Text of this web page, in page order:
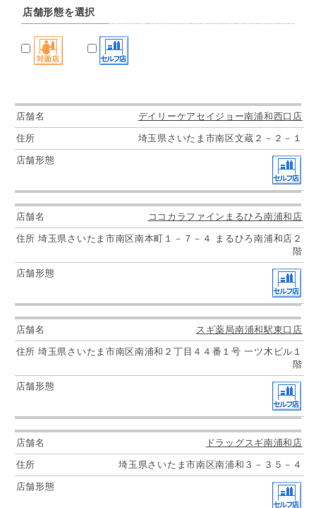
店舗形態を選択
デイリーケアセイジョー南浦和西口店
埼玉県さいたま市南区文蔵２－２－１
ココカラファインまるひろ南浦和店
埼玉県さいたま市南区南本町１－７－４ まるひろ南浦和店２
階
スギ薬局南浦和駅東口店
埼玉県さいたま市南区南浦和２丁目４４番１号 一ツ木ビル１
階
ドラッグスギ南浦和店
埼玉県さいたま市南区南浦和３－３５－４